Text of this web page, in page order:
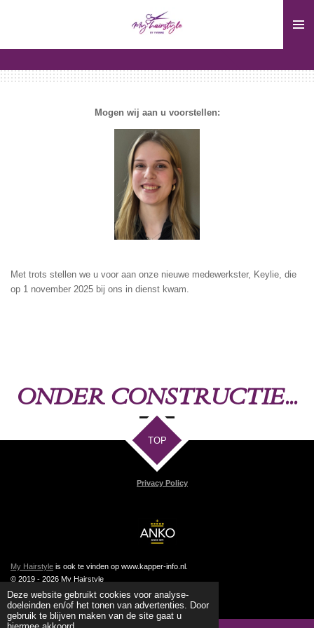
Deze website gebruikt cookies voor analyse-
doeleinden en/of het tonen van advertenties. Door
gebruik te blijven maken van de site gaat u
hoofdinhoud
Mogen wij aan u voorstellen:
Met trots stellen we u voor aan onze nieuwe medewerkster, Keylie, die
op 1 november 2025 bij ons in dienst kwam.
ONDER CONSTRUCTIE...
TOP
Privacy Policy
My Hairstyle is ook te vinden op www.kapper-info.nl.
© 2019 - 2026 My Hairstyle
Powered byJouwWeb